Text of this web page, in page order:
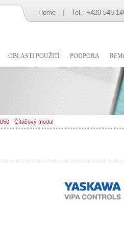
Home Tel.: +420 548
OBLASTI POUŽITÍ PODPORA
- Čítačový modul